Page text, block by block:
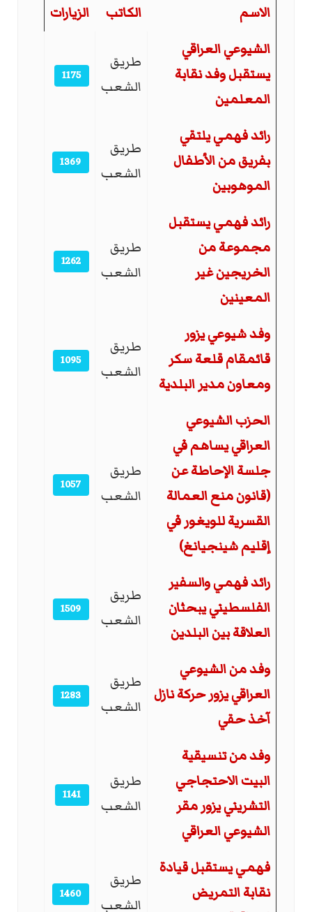
المقالات
الاسم الكاتب
الزيارات
الشيوعي العراقي
يستقبل وفد نقابة
المعلمين
طريق
الشعب
1175
رائد فهمي يلتقي
بفريق من الأطفال
الموهوبين
طريق
الشعب
1369
رائد فهمي يستقبل
مجموعة من
الخريجين غير
المعينين
طريق
الشعب
1262
وفد شيوعي يزور
قائمقام قلعة سكر
ومعاون مدير البلدية
طريق
الشعب
1095
الحزب الشيوعي
العراقي يساهم في
جلسة الإحاطة عن
(قانون منع العمالة
القسرية للويغور في
إقليم شينجيانغ)
طريق
الشعب
1057
رائد فهمي والسفير
الفلسطيني يبحثان
العلاقة بين البلدين
طريق
الشعب
1509
وفد من الشيوعي
العراقي يزور حركة نازل
آخذ حقي
طريق
الشعب
1283
وفد من تنسيقية
البيت الاحتجاجي
التشريني يزور مقر
الشيوعي العراقي
طريق
الشعب
1141
فهمي يستقبل قيادة
نقابة التمريض
طريق
الشعب
1460